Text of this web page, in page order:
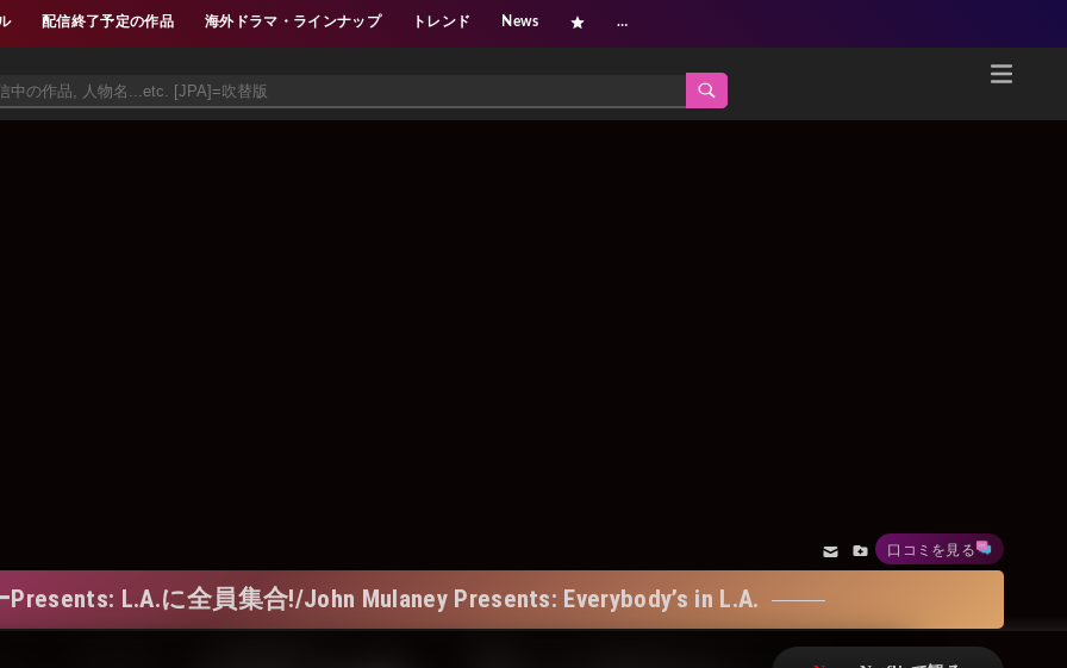
配信終了予定の作品 海外ドラマ・ラインナップ トレンド News …
Netflix新着作品
アジア映画
ドキュメンタリー
Watchlistへ
口コミを見る
L.A.に全員集合!/John Mulaney Presents: Everybody’s in L.A.